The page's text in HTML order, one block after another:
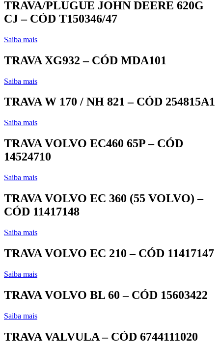
TRAVA/PLUGUE JOHN DEERE 620G
CJ – CÓD T150346/47
Saiba mais
TRAVA XG932 – CÓD MDA101
Saiba mais
TRAVA W 170 / NH 821 – CÓD 254815A1
Saiba mais
TRAVA VOLVO EC460 65P – CÓD
14524710
Saiba mais
TRAVA VOLVO EC 360 (55 VOLVO) –
CÓD 11417148
Saiba mais
TRAVA VOLVO EC 210 – CÓD 11417147
Saiba mais
TRAVA VOLVO BL 60 – CÓD 15603422
Saiba mais
TRAVA VALVULA – CÓD 6744111020